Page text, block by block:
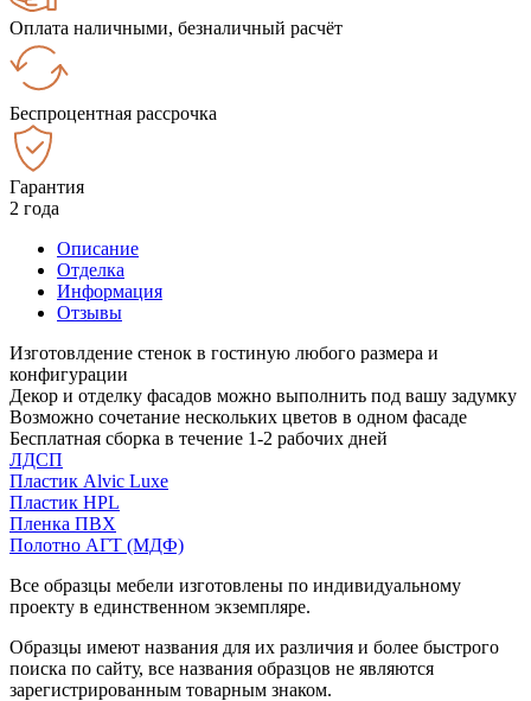
Оплата наличными, безналичный расчёт
Беспроцентная рассрочка
Гарантия
2 года
Описание
Отделка
Информация
Отзывы
Изготовлдение стенок в гостиную любого размера и
конфигурации
Декор и отделку фасадов можно выполнить под вашу задумку
Возможно сочетание нескольких цветов в одном фасаде
Бесплатная сборка в течение 1-2 рабочих дней
ЛДСП
Пластик Alvic Luxe
Пластик HPL
Пленка ПВХ
Полотно АГТ (МДФ)
Все образцы мебели изготовлены по индивидуальному
проекту в единственном экземпляре.
Образцы имеют названия для их различия и более быстрого
поиска по сайту, все названия образцов не являются
зарегистрированным товарным знаком.